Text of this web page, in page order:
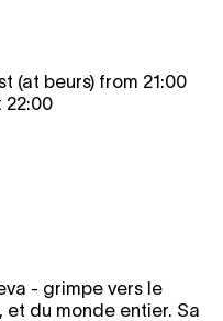
(at beurs) from 21:00
22:00
- grimpe vers le
du monde entier. Sa